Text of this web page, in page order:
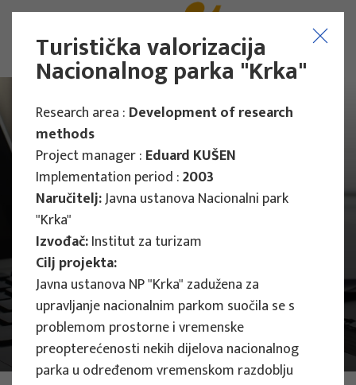
Main Projects Research Projects
Turistička valorizacija
Nacionalnog parka "Krka"
Research area : Development of research
methods
Project manager : Eduard KUŠEN
Implementation period :2003
Naručitelj:Javna ustanova Nacionalni park
"Krka"
Izvođač:Institut za turizam
Cilj projekta:
Javna ustanova NP "Krka" zadužena za
upravljanje nacionalnim parkom suočila se s
problemom prostorne i vremenske
preopterećenosti nekih dijelova nacionalnog
parka u određenom vremenskom razdoblju